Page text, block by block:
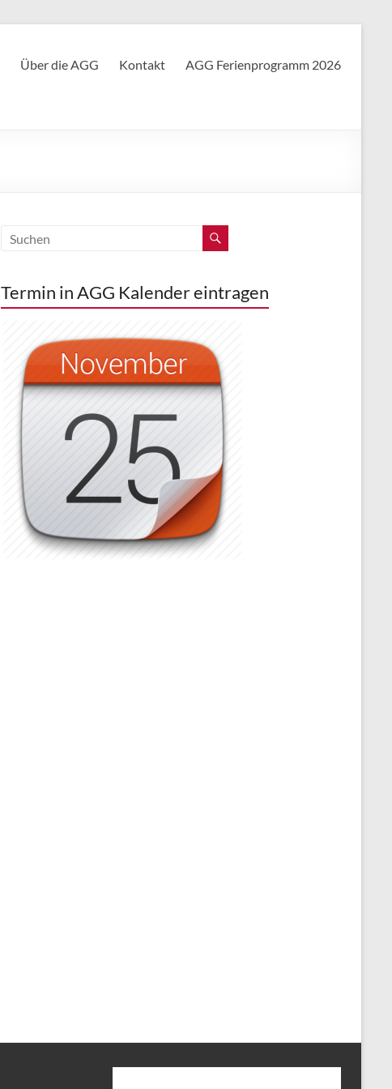
Über die AGG Kontakt AGG Ferienprogramm 2026
Termin in AGG Kalender eintragen